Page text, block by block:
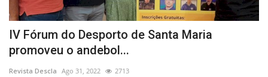
IV Fórum do Desporto de Santa Maria
promoveu o andebol...
Revista Descla Ago 31, 2022 2713